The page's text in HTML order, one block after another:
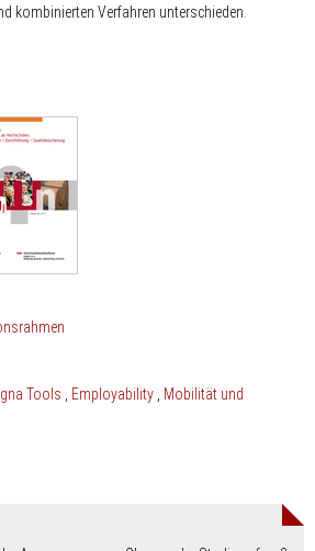
kombinierten Verfahren unterschieden.
Tools Employability
Mobilität und